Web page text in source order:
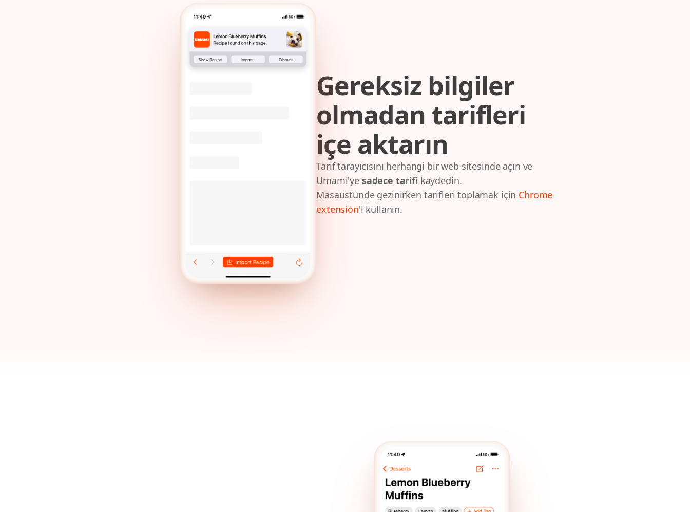
Gereksiz bilgiler
olmadan tarifleri
içe aktarın
Tarif tarayıcısını herhangi bir web sitesinde açın ve
Umami'ye sadece tarifi kaydedin.
Masaüstünde gezinirken tarifleri toplamak için Chrome
extension'i kullanın.